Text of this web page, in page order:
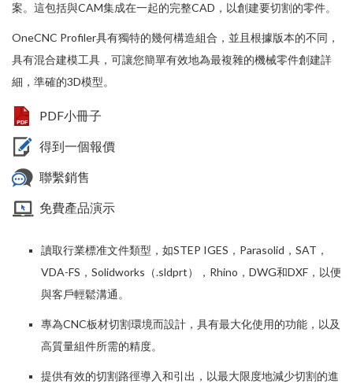
案。這包括與CAM集成在一起的完整CAD，以創建要切割的零件。
OneCNC Profiler具有獨特的幾何構造組合，並且根據版本的不同，
具有混合建模工具，可讓您簡單有效地為最複雜的機械零件創建詳
細，準確的3D模型。
PDF小冊子
得到一個報價
聯繫銷售
免費產品演示
讀取行業標准文件類型，如STEP IGES，Parasolid，SAT，
VDA-FS，Solidworks（.sldprt），Rhino，DWG和DXF，以便
與客戶輕鬆溝通。
專為CNC板材切割環境而設計，具有最大化使用的功能，以及
高質量組件所需的精度。
提供有效的切割路徑導入和引出，以最大限度地減少切割的進